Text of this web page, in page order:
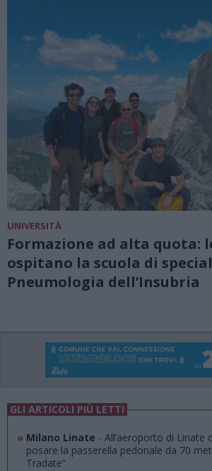
UNIVERSITÀ
Formazione ad alta quota:
ospitano la scuola di
Pneumologia dell’Insubria
GLI ARTICOLI PIÙ LETTI
» Milano Linate - All’aeroporto di Linate
posare la passerella pedonale da 70
Tradate”